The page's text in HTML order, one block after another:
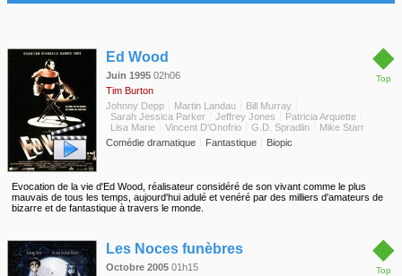
◆
Top
Ed Wood
Juin 1995 02h06
Tim Burton
Johnny Depp
Martin Landau
Bill Murray
Sarah Jessica Parker
Jeffrey Jones
Patricia Arquette
Lisa Marie
Vincent D'Onofrio G.D. Spradlin
Mike Starr
Comédie dramatique
Fantastique Biopic
Evocation de la vie d'Ed Wood, réalisateur considéré de son vivant comme le plus
mauvais de tous les temps, aujourd'hui adulé et venéré par des milliers d'amateurs de
bizarre et de fantastique à travers le monde.
◆
Top
Les Noces funèbres
Octobre 2005 01h15